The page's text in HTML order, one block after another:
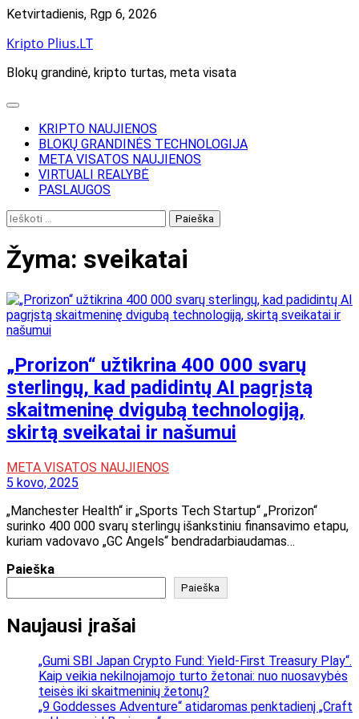
Skip
content
Ketvirtadienis, Rgp 6, 2026
Kripto Plius.LT
Blokų grandinė, kripto turtas, meta visata
KRIPTO NAUJIENOS
BLOKŲ GRANDINĖS TECHNOLOGIJA
META VISATOS NAUJIENOS
VIRTUALI REALYBĖ
PASLAUGOS
Ieškoti:
Žyma: sveikatai
„Prorizon“ užtikrina 400 000 svarų
sterlingų, kad padidintų AI pagrįstą
skaitmeninę dvigubą technologiją,
skirtą sveikatai ir našumui
META VISATOS NAUJIENOS
5 kovo, 2025
„Manchester Health“ ir „Sports Tech Startup“ „Prorizon“
surinko 400 000 svarų sterlingų išankstiniu finansavimo etapu,
kuriam vadovavo „GC Angels“ bendradarbiaudamas…
Paieška
Paieška
Naujausi įrašai
„Gumi SBI Japan Crypto Fund: Yield-First Treasury Play“.
Kaip veikia nekilnojamojo turto žetonai: nuo nuosavybės
teisės iki skaitmeninių žetonų?
„9 Goddesses Adventure“ atidaromas penktadienį „Craft